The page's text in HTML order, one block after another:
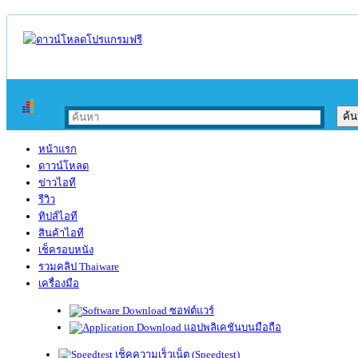
หน้าแรก
ดาวน์โหลด
ข่าวไอที
รีวิว
ทิปส์ไอที
สินค้าไอที
เช็ครอบหนัง
รวมคลิป Thaiware
เครื่องมือ
ซอฟต์แวร์
แอปพลิเคชันบนมือถือ
เช็คความเร็วเน็ต (Speedtest)